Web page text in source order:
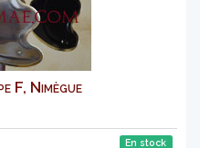
F, Nimègue
En stock